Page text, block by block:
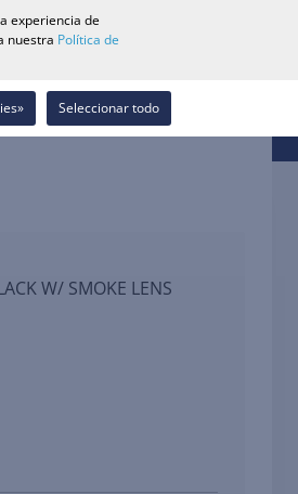
Lista de deseos
W/ SMOKE LENS
experiencia de
nuestra Política de
Seleccionar todo